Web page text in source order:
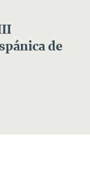
de